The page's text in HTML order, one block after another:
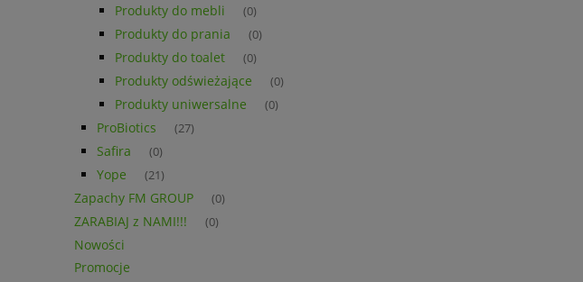
Produkty do mebli (0)
Produkty do prania (0)
Produkty do toalet (0)
Produkty odświeżające (0)
Produkty uniwersalne (0)
ProBiotics (27)
Safira (0)
Yope (21)
Zapachy FM GROUP (0)
ZARABIAJ z NAMI!!! (0)
Nowości
Promocje